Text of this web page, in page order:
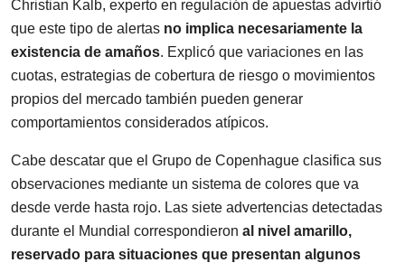
Christian Kalb, experto en regulación de apuestas advirtió
que este tipo de alertas no implica necesariamente la
existencia de amaños. Explicó que variaciones en las
cuotas, estrategias de cobertura de riesgo o movimientos
propios del mercado también pueden generar
comportamientos considerados atípicos.
Cabe descatar que el Grupo de Copenhague clasifica sus
observaciones mediante un sistema de colores que va
desde verde hasta rojo. Las siete advertencias detectadas
durante el Mundial correspondieron al nivel amarillo,
reservado para situaciones que presentan algunos